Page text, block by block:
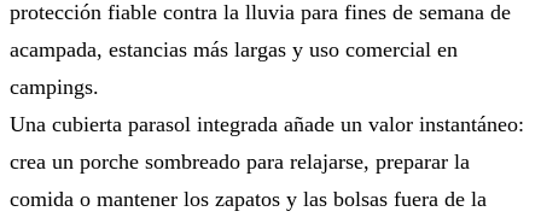
protección fiable contra la lluvia para fines de semana de
acampada, estancias más largas y uso comercial en
campings.
Una cubierta parasol integrada añade un valor instantáneo:
crea un porche sombreado para relajarse, preparar la
comida o mantener los zapatos y las bolsas fuera de la